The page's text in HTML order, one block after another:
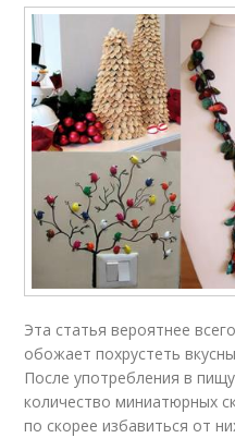
Эта статья вероятнее
обожает похрустеть
После употребления в
количество миниатюрных
по скорее избавиться от